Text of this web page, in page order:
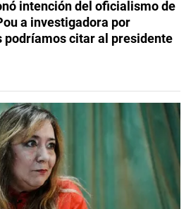
intención del oficialismo de
a investigadora por
podríamos citar al presidente